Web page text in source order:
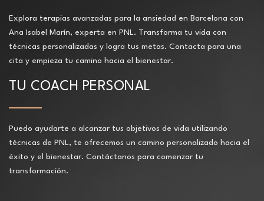
Explora terapias avanzadas para la ansiedad en Barcelona con
Ana Isabel Marín, experta en PNL. Transforma tu vida con
técnicas personalizadas y logra tus metas. Contacta para una
cita y empieza tu camino hacia el bienestar.
TU COACH PERSONAL
Puedo ayudarte a alcanzar tus objetivos de vida utilizando
técnicas de PNL, te ofrecemos un camino personalizado hacia el
éxito y el bienestar. Contáctanos para comenzar tu
transformación.